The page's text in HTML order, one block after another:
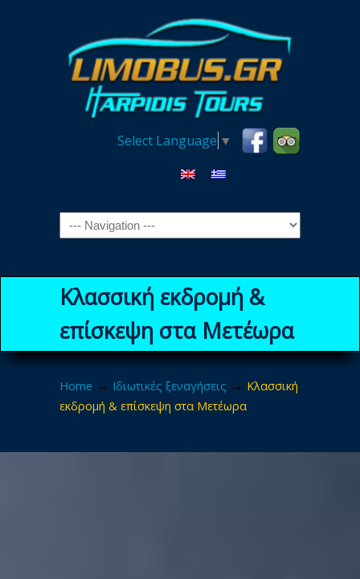
Select Language ▼
Navigation
Κλασσική εκδρομή &
επίσκεψη στα Μετέωρα
Home → Ιδιωτικές ξεναγήσεις → Κλασσική
εκδρομή & επίσκεψη στα Μετέωρα